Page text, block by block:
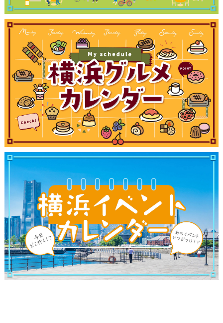
観光ガイド
ランキング
ブログ記事
サイトについて